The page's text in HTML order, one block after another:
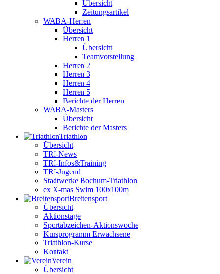
Übersicht
Zeitungsartikel
WABA-Herren
Übersicht
Herren 1
Übersicht
Teamvorstellung
Herren 2
Herren 3
Herren 4
Herren 5
Berichte der Herren
WABA-Masters
Übersicht
Berichte der Masters
Triathlon
Übersicht
TRI-News
TRI-Infos&Training
TRI-Jugend
Stadtwerke Bochum-Triathlon
ex X-mas Swim 100x100m
Breiten­sport
Übersicht
Aktionstage
Sportabzeichen-Aktionswoche
Kursprogramm Erwachsene
Triathlon-Kurse
Kontakt
Verein
Übersicht